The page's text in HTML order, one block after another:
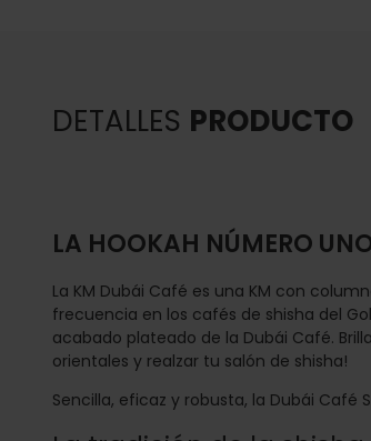
DETALLES PRODUCTO
LA HOOKAH NÚMERO
La KM Dubái Café es una KM con
frecuencia en los cafés de shisha del
acabado plateado de la Dubái Café.
orientales y realzar tu salón de shisha!
Sencilla, eficaz y robusta, la Dubái